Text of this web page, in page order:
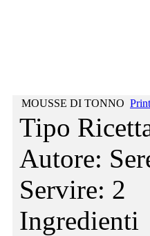
MOUSSE DI TONNO Print
Tipo
Autore:
Servire: 2
Ingredienti